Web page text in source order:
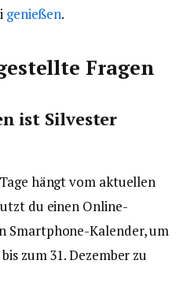
genießen.
Fragen
ist Silvester
hängt vom aktuellen
du einen Online-
Smartphone-Kalender, um
zum 31. Dezember zu